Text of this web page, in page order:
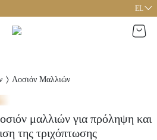
EL
Λοσιόν Μαλλιών
μαλλιών για πρόληψη και
της τριχόπτωσης